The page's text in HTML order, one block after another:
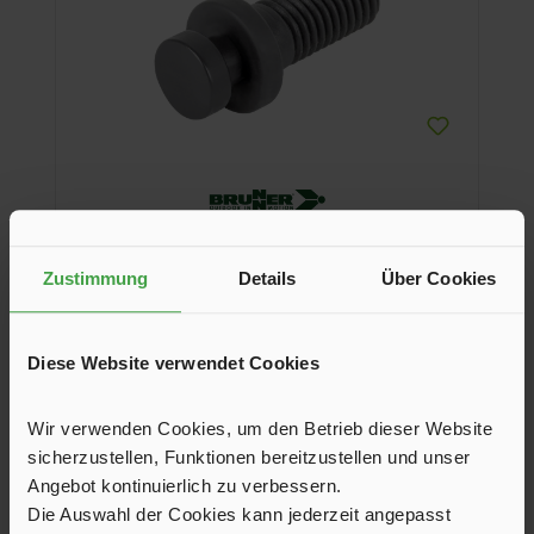
Zustimmung Details Über Cookies
Diese Website verwendet Cookies
Wir verwenden Cookies, um den Betrieb dieser Website
sicherzustellen, Funktionen bereitzustellen und unser
Angebot kontinuierlich zu verbessern.
Die Auswahl der Cookies kann jederzeit angepasst
Verbindungsstück für die Fußauflagen Skye 3D und Aravel
Farbe
grau
schwarz